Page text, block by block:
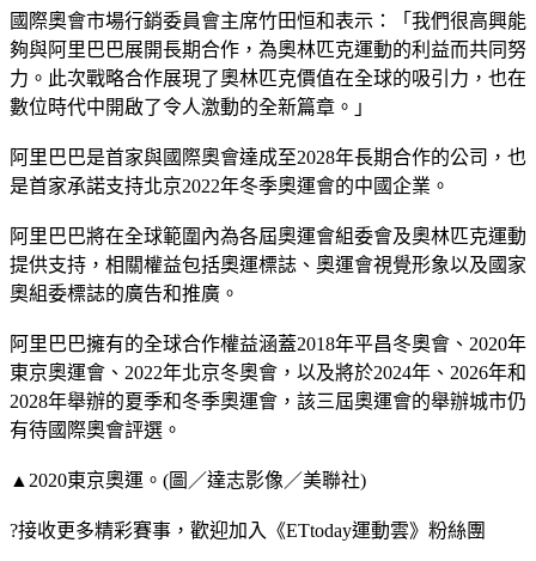
國際奧會市場行銷委員會主席竹田恒和表示：「我們很高興能
夠與阿里巴巴展開長期合作，為奧林匹克運動的利益而共同努
力。此次戰略合作展現了奧林匹克價值在全球的吸引力，也在
數位時代中開啟了令人激動的全新篇章。」
阿里巴巴是首家與國際奧會達成至2028年長期合作的公司，也
是首家承諾支持北京2022年冬季奧運會的中國企業。
阿里巴巴將在全球範圍內為各屆奧運會組委會及奧林匹克運動
提供支持，相關權益包括奧運標誌、奧運會視覺形象以及國家
奧組委標誌的廣告和推廣。
阿里巴巴擁有的全球合作權益涵蓋2018年平昌冬奧會、2020年
東京奧運會、2022年北京冬奧會，以及將於2024年、2026年和
2028年舉辦的夏季和冬季奧運會，該三屆奧運會的舉辦城市仍
有待國際奧會評選。
▲2020東京奧運。(圖／達志影像／美聯社)
?接收更多精彩賽事，歡迎加入《ETtoday運動雲》粉絲團